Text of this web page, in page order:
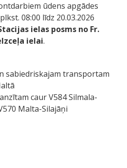
ūdens apgādes
08:00 līdz 20.03.2026
ielas posms no Fr.
ielai.
sabiedriskajam transportam
caur V584 Silmala-
Malta-Silajāņi